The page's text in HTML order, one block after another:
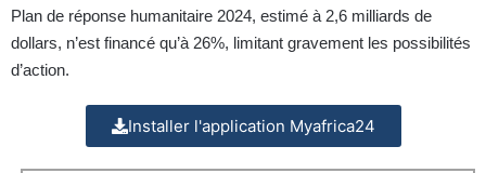
Plan de réponse humanitaire 2024, estimé à 2,6 milliards de
dollars, n’est financé qu’à 26%, limitant gravement les possibilités
d’action.
Installer l'application Myafrica24